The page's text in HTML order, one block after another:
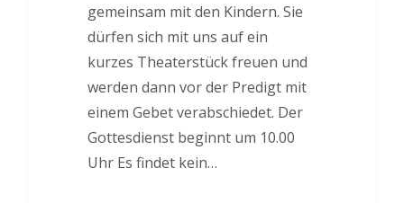
gemeinsam mit den Kindern. Sie
dürfen sich mit uns auf ein
kurzes Theaterstück freuen und
werden dann vor der Predigt mit
einem Gebet verabschiedet. Der
Gottesdienst beginnt um 10.00
Uhr Es findet kein…